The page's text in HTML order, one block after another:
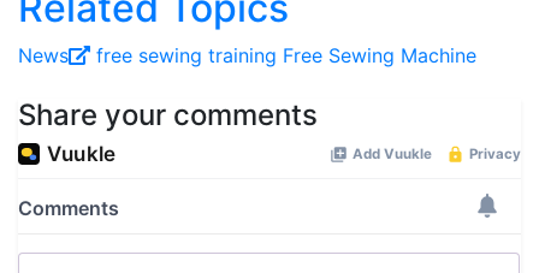
News free sewing training Free Sewing Machine
Share your comments